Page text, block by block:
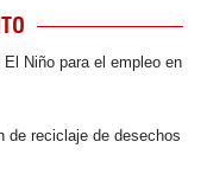
Niño para el empleo en
de reciclaje de desechos